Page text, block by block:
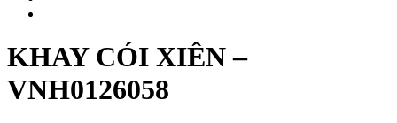
KHAY CÓI XIÊN –
VNH0126058